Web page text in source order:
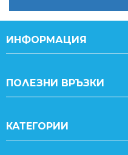
ИНФОРМАЦИЯ
ПОЛЕЗНИ ВРЪЗКИ
КАТЕГОРИИ